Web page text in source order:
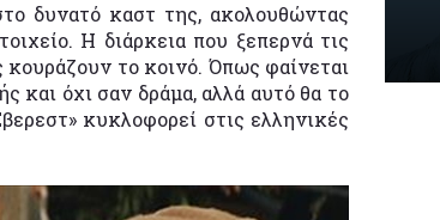
δυνατό καστ της, ακολουθώντας
Η διάρκεια που ξεπερνά τις
κουράζουν το κοινό. Όπως φαίνεται
και όχι σαν δράμα, αλλά αυτό θα το
κυκλοφορεί στις ελληνικές